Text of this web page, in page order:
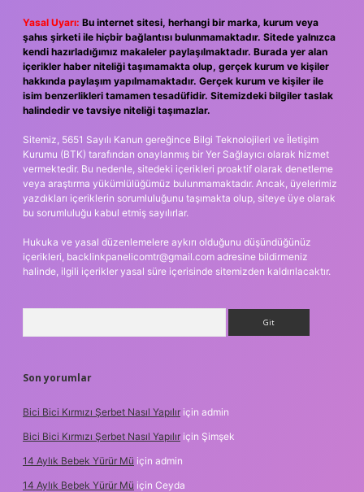
Yasal Uyarı: Bu internet sitesi, herhangi bir marka, kurum veya
şahıs şirketi ile hiçbir bağlantısı bulunmamaktadır. Sitede yalnızca
kendi hazırladığımız makaleler paylaşılmaktadır. Burada yer alan
içerikler haber niteliği taşımamakta olup, gerçek kurum ve kişiler
hakkında paylaşım yapılmamaktadır. Gerçek kurum ve kişiler ile
isim benzerlikleri tamamen tesadüfidir. Sitemizdeki bilgiler taslak
halindedir ve tavsiye niteliği taşımazlar.
Sitemiz, 5651 Sayılı Kanun gereğince Bilgi Teknolojileri ve İletişim
Kurumu (BTK) tarafından onaylanmış bir Yer Sağlayıcı olarak hizmet
vermektedir. Bu nedenle, sitedeki içerikleri proaktif olarak denetleme
veya araştırma yükümlülüğümüz bulunmamaktadır. Ancak, üyelerimiz
yazdıkları içeriklerin sorumluluğunu taşımakta olup, siteye üye olarak
bu sorumluluğu kabul etmiş sayılırlar.
Hukuka ve yasal düzenlemelere aykırı olduğunu düşündüğünüz
içerikleri, backlinkpanelicomtr@gmail.com adresine bildirmeniz
halinde, ilgili içerikler yasal süre içerisinde sitemizden kaldırılacaktır.
Son yorumlar
Bici Bici Kırmızı Şerbet Nasıl Yapılır için admin
Bici Bici Kırmızı Şerbet Nasıl Yapılır için Şimşek
14 Aylık Bebek Yürür Mü için admin
14 Aylık Bebek Yürür Mü için Ceyda